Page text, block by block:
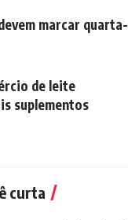
marcar quarta-
de leite
suplementos
curta